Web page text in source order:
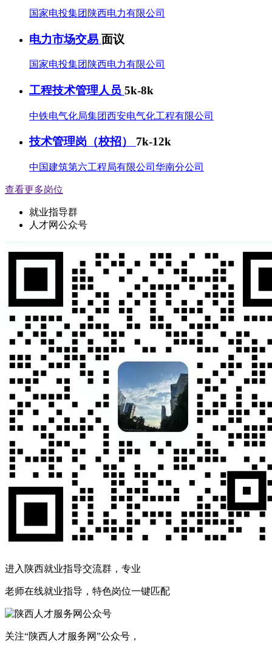
国家电投集团陕西电力有限公司
电力市场交易 面议
国家电投集团陕西电力有限公司
工程技术管理人员 5k-8k
中铁电气化局集团西安电气化工程有限公司
技术管理岗（校招） 7k-12k
中国建筑第六工程局有限公司华南分公司
查看更多岗位
就业指导群
人才网公众号
进入陕西就业指导交流群，专业
老师在线就业指导，特色岗位一键匹配
关注“陕西人才服务网”公众号，